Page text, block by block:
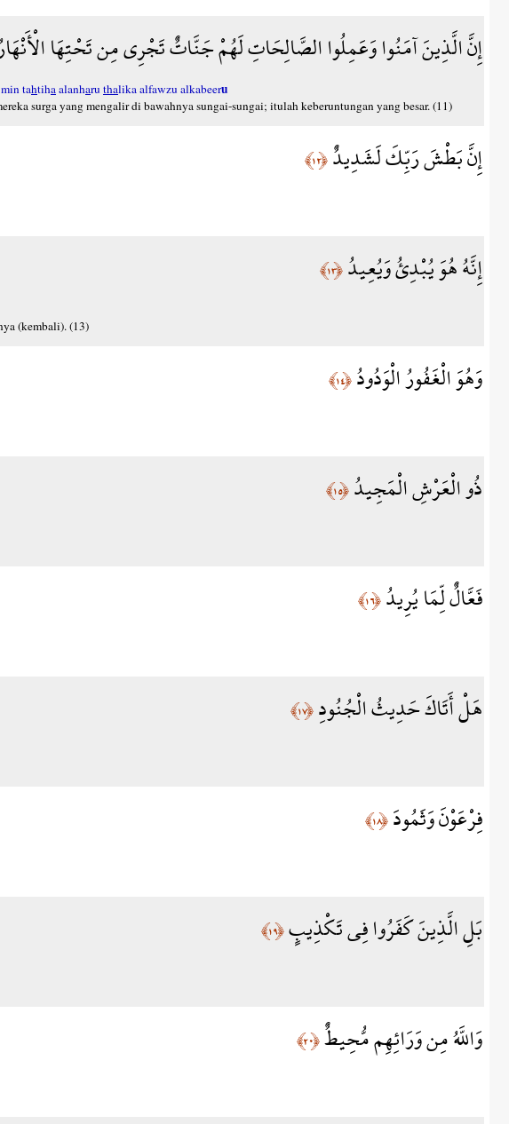
إِنَّ الَّذِينَ آمَنُوا وَعَمِلُوا الصَّالِحَاتِ لَهُمْ جَنَّاتٌ تَجْرِي مِن تَحْتِهَا
tahtihaalanharu thalika alfawzu alkabeeru
surga yang mengalir di bawahnya sungai-sungai; itulah keberuntungan yang besar. (11)
إِنَّ بَطْشَ رَبِّكَ لَشَدِيدٌ﴿١٢﴾
إِنَّهُ هُوَ يُبْدِئُ وَيُعِيدُ﴿١٣﴾
(kembali). (13)
وَهُوَ الْغَفُورُ الْوَدُودُ﴿١٤﴾
ذُو الْعَرْشِ الْمَجِيدُ﴿١٥﴾
فَعَّالٌ لِّمَا يُرِيدُ﴿١٦﴾
هَلْ أَتَاكَ حَدِيثُ الْجُنُودِ﴿١٧﴾
فِرْعَوْنَ وَثَمُودَ﴿١٨﴾
بَلِ الَّذِينَ كَفَرُوا فِي تَكْذِيبٍ﴿١٩﴾
وَاللَّهُ مِن وَرَائِهِم مُّحِيطٌ﴿٢٠﴾